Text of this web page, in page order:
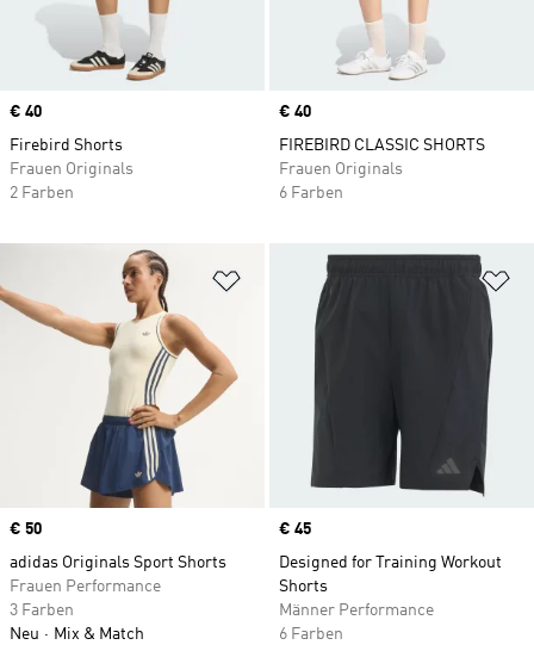
Price
€ 40
Firebird Shorts
Frauen Originals
2 Farben
Price
€ 40
FIREBIRD CLASSIC SHORTS
Frauen Originals
6 Farben
Zur Wunschliste hinzufügen
Price
€ 50
adidas Originals Sport Shorts
Frauen Performance
3 Farben
Neu
Mix & Match
Price
€ 45
Designed for Training Workout
Shorts
Männer Performance
6 Farben